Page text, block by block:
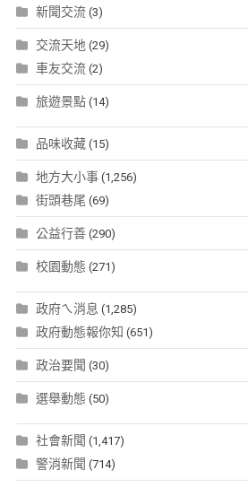
新聞交流(3)
交流天地(29)
車友交流(2)
旅遊景點(14)
品味收藏(15)
地方大小事(1,256)
街頭巷尾 (69)
公益行善(290)
校園動態 (271)
政府ㄟ消息 (1,285)
政府動態報你知 (651)
政治要聞 (30)
選舉動態 (50)
社會新聞 (1,417)
警消新聞 (714)